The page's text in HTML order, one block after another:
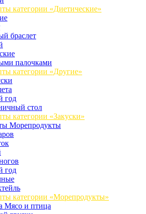
категории «Диетические»
браслет
палочками
категории «Другие»
год
стол
категории «Закуски»
Морепродукты
год
категории «Морепродукты»
Мясо и птица